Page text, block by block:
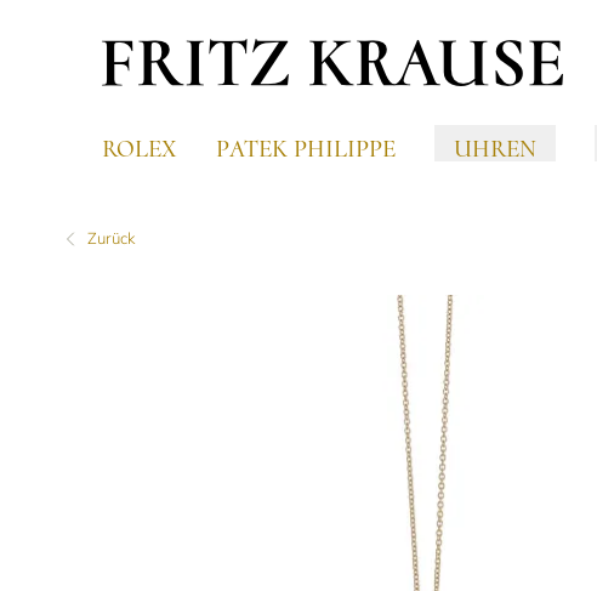
ROLEX PATEK PHILIPPE UHREN
Zurück